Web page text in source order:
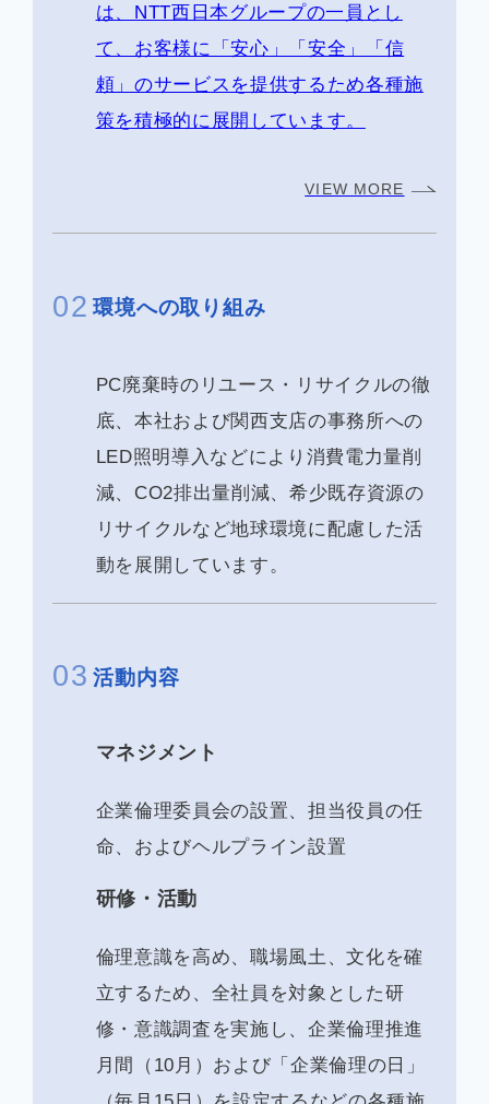
は、NTT西日本グループの一員とし
て、お客様に「安心」「安全」「信
頼」のサービスを提供するため各種施
策を積極的に展開しています。
VIEW MORE
02 環境への取り組み
PC廃棄時のリユース・リサイクルの徹
底、本社および関西支店の事務所への
LED照明導入などにより消費電力量削
減、CO2排出量削減、希少既存資源の
リサイクルなど地球環境に配慮した活
動を展開しています。
03 活動内容
マネジメント
企業倫理委員会の設置、担当役員の任
命、およびヘルプライン設置
研修・活動
倫理意識を高め、職場風土、文化を確
立するため、全社員を対象とした研
修・意識調査を実施し、企業倫理推進
月間（10月）および「企業倫理の日」